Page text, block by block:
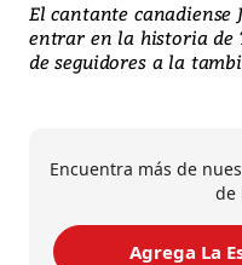
El cantante canadiense
entrar en la historia de
de seguidores a la
Encuentra más de
de
Agrega La